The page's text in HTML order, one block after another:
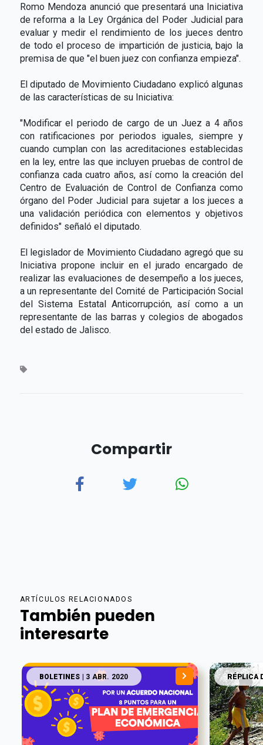
Romo Mendoza anunció que presentará una Iniciativa
de reforma a la Ley Orgánica del Poder Judicial para
evaluar y medir el rendimiento de los jueces dentro
de todo el proceso de impartición de justicia, bajo la
premisa de que "el buen juez con confianza empieza".
El diputado de Movimiento Ciudadano explicó algunas
de las características de su Iniciativa:
"Modificar el periodo de cargo de un Juez a 4 años
con ratificaciones por periodos iguales, siempre y
cuando cumplan con las acreditaciones establecidas
en la ley, entre las que incluyen pruebas de control de
confianza cada cuatro años, así como la creación del
Centro de Evaluación de Control de Confianza como
órgano del Poder Judicial para sujetar a los jueces a
una validación periódica con elementos y objetivos
definidos" señaló el diputado.
El legislador de Movimiento Ciudadano agregó que su
Iniciativa propone incluir en el jurado encargado de
realizar las evaluaciones de desempeño a los jueces,
a un representante del Comité de Participación Social
del Sistema Estatal Anticorrupción, así como a un
representante de las barras y colegios de abogados
del estado de Jalisco.
Compartir
ARTÍCULOS RELACIONADOS
También pueden
interesarte
BOLETINES | 3 ABR. 2020 RÉPLICA